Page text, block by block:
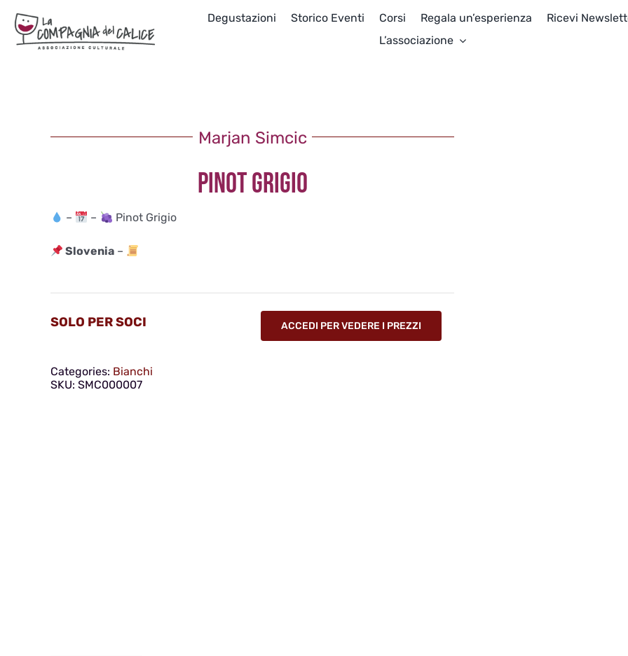
contenuto
Degustazioni Storico Eventi Corsi Regala un’esperienza
Ricevi
L’associazione
Marjan Simcic
PINOT GRIGIO
– – Pinot Grigio
Slovenia –
SOLO PER SOCI ACCEDI PER VEDERE I PREZZI
Categories: Bianchi
SKU: SMC000007